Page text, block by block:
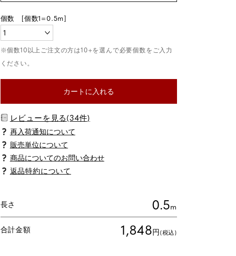
カートに入れる
レビューを見る(34件)
商品についてのお問い合わせ
返品特約について
長さ 0.5m
合計金額 1,848円(税込)